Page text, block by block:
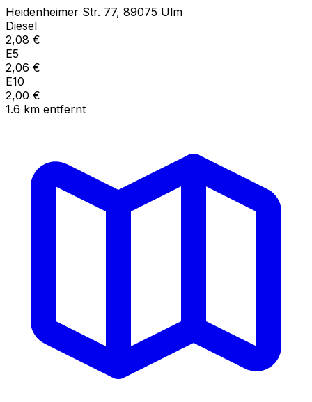
Heidenheimer Str. 77, 89075 Ulm
Diesel
2,08 €
E5
2,06 €
E10
2,00 €
1.6 km entfernt